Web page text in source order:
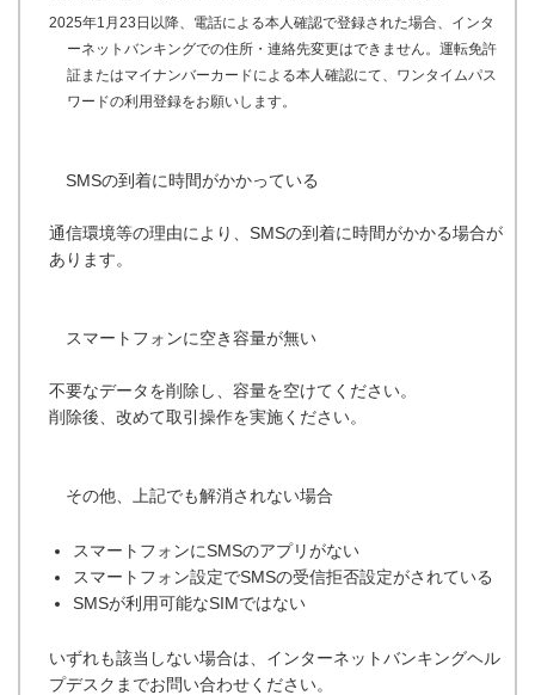
2025年1月23日以降、電話による本人確認で登録された場合、インタ
ーネットバンキングでの住所・連絡先変更はできません。運転免許
証またはマイナンバーカードによる本人確認にて、ワンタイムパス
ワードの利用登録をお願いします。
SMSの到着に時間がかかっている
通信環境等の理由により、SMSの到着に時間がかかる場合が
あります。
スマートフォンに空き容量が無い
不要なデータを削除し、容量を空けてください。
削除後、改めて取引操作を実施ください。
その他、上記でも解消されない場合
スマートフォンにSMSのアプリがない
スマートフォン設定でSMSの受信拒否設定がされている
SMSが利用可能なSIMではない
いずれも該当しない場合は、インターネットバンキングヘル
プデスクまでお問い合わせください。